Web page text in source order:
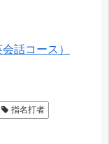
話コース）
指名打者